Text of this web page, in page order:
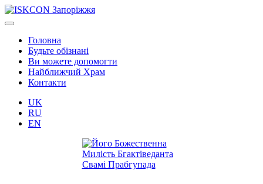
Головна
Будьте обізнані
Ви можете допомогти
Найближчий Храм
Контакти
UK
RU
EN